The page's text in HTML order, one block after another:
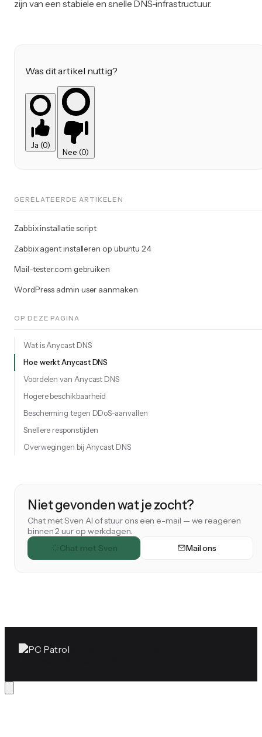
zijn van een stabiele en snelle DNS-infrastructuur.
Was dit artikel nuttig?
Ja (0)
Nee (0)
GERELATEERDE ARTIKELEN
Zabbix installatie script
Zabbix agent installeren op ubuntu 24
Mail-tester.com gebruiken
WordPress admin user aanmaken
OP DEZE PAGINA
Wat is Anycast DNS
Hoe werkt Anycast DNS
Voordelen van Anycast DNS
Hogere beschikbaarheid
Bescherming tegen DDoS-aanvallen
Snellere responstijden
Overwegingen bij Anycast DNS
Niet gevonden wat je zocht?
Chat met Sven AI of stuur ons een e-mail — we reageren
binnen 2 uur op werkdagen.
Chat met Sven
Mail ons